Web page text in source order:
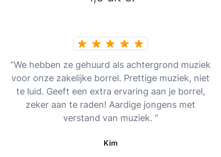
“We hebben ze gehuurd als achtergrond muziek
voor onze zakelijke borrel. Prettige muziek, niet
te luid. Geeft een extra ervaring aan je borrel,
zeker aan te raden! Aardige jongens met
verstand van muziek. ”
Kim